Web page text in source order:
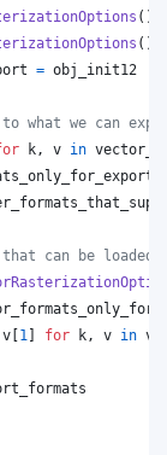
()
()
= obj_init12
what we can
k , v in
can be loaded
v [1 ] for k , v in